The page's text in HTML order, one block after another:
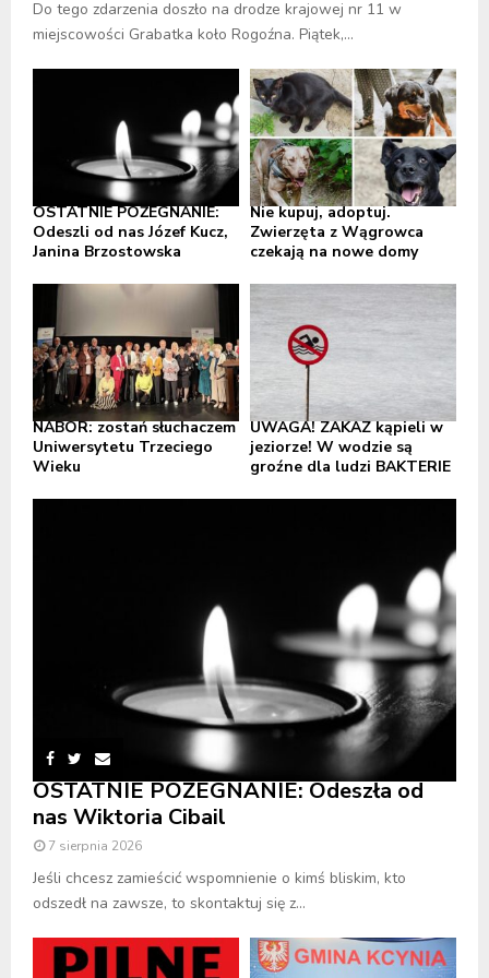
Do tego zdarzenia doszło na drodze krajowej nr 11 w
miejscowości Grabatka koło Rogoźna. Piątek,...
OSTATNIE POŻEGNANIE:
Odeszli od nas Józef Kucz,
Janina Brzostowska
Nie kupuj, adoptuj.
Zwierzęta z Wągrowca
czekają na nowe domy
NABÓR: zostań słuchaczem
Uniwersytetu Trzeciego
Wieku
UWAGA! ZAKAZ kąpieli w
jeziorze! W wodzie są
groźne dla ludzi BAKTERIE
OSTATNIE POŻEGNANIE: Odeszła od
nas Wiktoria Cibail
7 sierpnia 2026
Jeśli chcesz zamieścić wspomnienie o kimś bliskim, kto
odszedł na zawsze, to skontaktuj się z...